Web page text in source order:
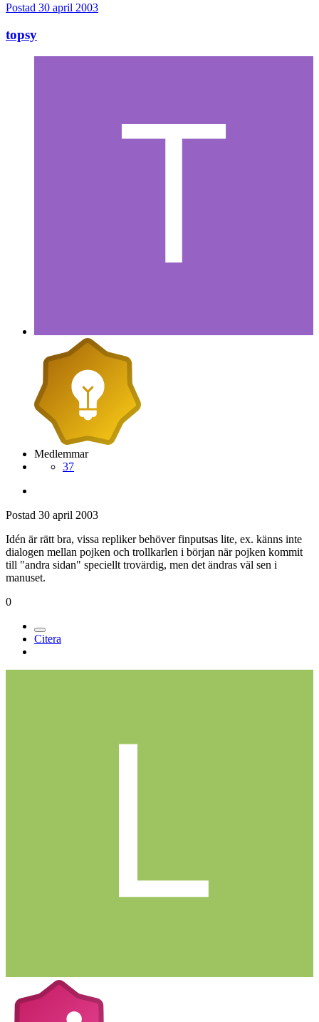
Postad 30 april 2003
topsy
Medlemmar
37
Postad 30 april 2003
Idén är rätt bra, vissa repliker behöver finputsas lite, ex. känns inte
dialogen mellan pojken och trollkarlen i början när pojken kommit
till "andra sidan" speciellt trovärdig, men det ändras väl sen i
manuset.
0
Citera